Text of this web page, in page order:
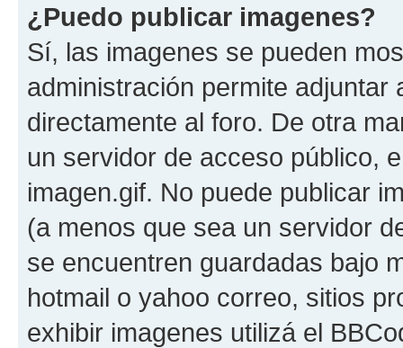
¿Puedo publicar imagenes?
Sí, las imagenes se pueden
administración permite
directamente al foro. De otra
un servidor de acceso público,
imagen.gif. No puede publicar
(a menos que sea un servidor
se encuentren guardadas bajo
hotmail o yahoo correo, sitios
exhibir imagenes utilizá el